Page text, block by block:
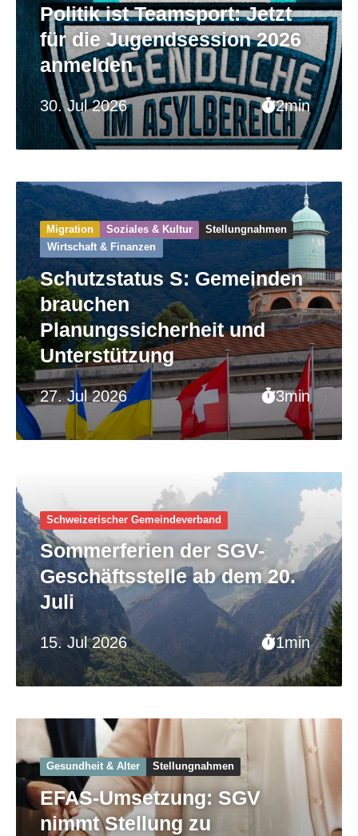
30. Jul 2026 2min
Politik ist Teamsport: Jetzt
für die Jugendsession 2026
anmelden
27. Jul 2026 3min
Migration Soziales & Kultur
Stellungnahmen
Wirtschaft & Finanzen
Schutzstatus S: Gemeinden
brauchen
Planungssicherheit und
Unterstützung
15. Jul 2026 1min
Schweizerischer Gemeinde­verband
Sommerferien der SGV-
Geschäftsstelle ab dem 20.
Juli
Gesundheit & Alter Stellungnahmen
EFAS-Umsetzung: SGV
nimmt Stellung zu